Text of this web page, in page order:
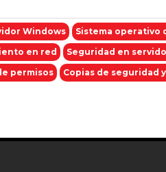
Windows Sistema operativo
en red Seguridad en
permisos Copias de seguridad